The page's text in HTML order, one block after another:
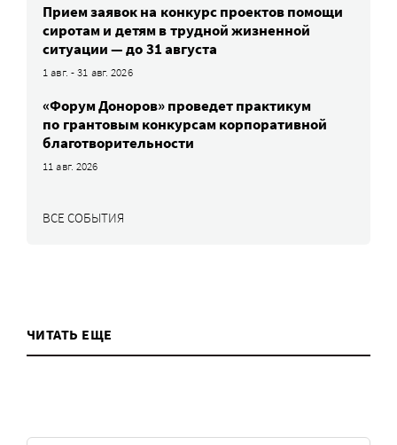
Прием заявок на конкурс проектов помощи
сиротам и детям в трудной жизненной
ситуации — до 31 августа
1 авг. - 31 авг. 2026
«Форум Доноров» проведет практикум
по грантовым конкурсам корпоративной
благотворительности
11 авг. 2026
ВСЕ СОБЫТИЯ
ЧИТАТЬ ЕЩЕ